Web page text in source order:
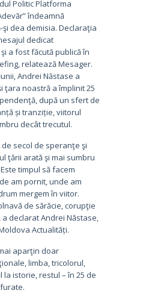
Politic Platforma
îndeamnă
şi dea demisia. Declaraţia
dedicat
a fost făcută publică în
relatează Mesager.
Andrei Năstase a
ţara noastră a împlinit 25
după un sfert de
și tranziție, viitorul
decât trecutul.
de secol de speranţe şi
ţării arată şi mai sumbru
timpul să facem
am pornit, unde am
mergem în viitor.
de sărăcie, corupţie
declarat Andrei Năstase,
Actualități.
aparţin doar
limba, tricolorul,
la istorie, restul – în 25 de